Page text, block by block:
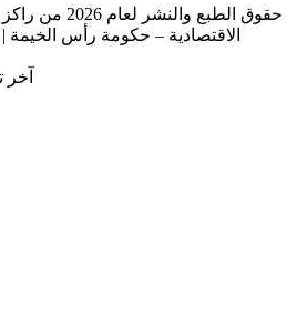
حقوق الطبع
الاقتصادية – حكومة رأس الخيمة |
آخر